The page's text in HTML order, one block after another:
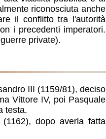
riconosciuta anche
il conflitto tra l'autorità
i precedenti imperatori.
private).
III (1159/81), deciso
Vittore IV, poi Pasquale
testa.